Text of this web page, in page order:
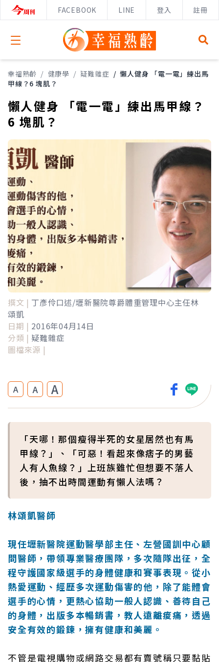
FACEBOOK LINE 登入 註冊
Open menu
幸福熟齡 / 健康學 / 疑難雜症 / 懶人健身 「電一電」練出馬
甲線？6 塊肌？
懶人健身 「電一電」練出馬甲線？
6 塊肌？
撰文 | 丁彥伶口述/壢新醫院尊爵體重管理中心主任林
頌凱
日期 | 2016年04月14日
分類 | 疑難雜症
圖檔來源 |
A A A
「天哪！那個瘦得半死的女星居然也有馬
甲線？」、「可惡！看起來像痞子的男藝
人有人魚線？」上班族雖忙但想要不落人
後，抽不出時間運動有懶人法嗎？
林頌凱醫師
現任壢新醫院運動醫學部主任、左營國訓中心顧
問醫師，帶領專業醫療團隊，多次隨隊出征，全
程守護國家級選手的身體健康和賽事表現。從小
熱愛運動、經歷多次運動傷害的他，除了能體會
選手的心情，更熱心協助一般人認識、善待自己
的身體，出版多本暢銷書，教人遠離痠痛，透過
安全有效的鍛鍊，擁有健康和美麗。
不管是電視購物或網路交易都有賣號稱只要黏貼